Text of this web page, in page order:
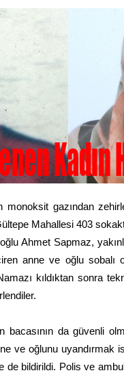
monoksitgazından
Mahallesi 403
Ahmet Sapmaz,
anne ve oğlu
kıldıktan sonra
bacasının da güvenli
ve oğlunu
de bildirildi. Polis ve